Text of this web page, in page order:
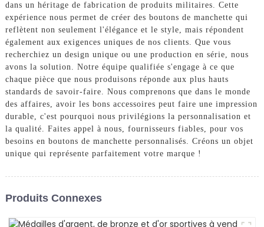
dans un héritage de fabrication de produits militaires. Cette
expérience nous permet de créer des boutons de manchette qui
reflètent non seulement l'élégance et le style, mais répondent
également aux exigences uniques de nos clients. Que vous
recherchiez un design unique ou une production en série, nous
avons la solution. Notre équipe qualifiée s'engage à ce que
chaque pièce que nous produisons réponde aux plus hauts
standards de savoir-faire. Nous comprenons que dans le monde
des affaires, avoir les bons accessoires peut faire une impression
durable, c'est pourquoi nous privilégions la personnalisation et
la qualité. Faites appel à nous, fournisseurs fiables, pour vos
besoins en boutons de manchette personnalisés. Créons un objet
unique qui représente parfaitement votre marque !
Produits Connexes